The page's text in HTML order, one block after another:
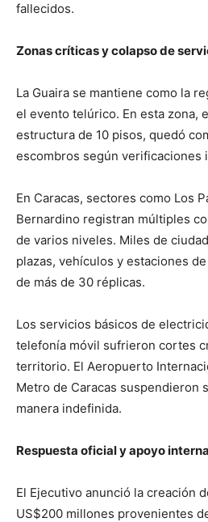
fallecidos.
Zonas críticas y colapso de
La Guaira se mantiene como la
el evento telúrico. En esta zona,
estructura de 10 pisos, quedó
escombros según verificaciones
En Caracas, sectores como Los
Bernardino registran múltiples
de varios niveles. Miles de
plazas, vehículos y estaciones
de más de 30 réplicas.
Los servicios básicos de
telefonía móvil sufrieron cortes
territorio. El Aeropuerto
Metro de Caracas suspendieron
manera indefinida.
Respuesta oficial y apoyo
El Ejecutivo anunció la creación
US$200 millones provenientes